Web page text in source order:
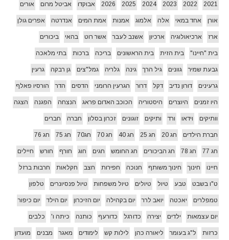
2021
2022
2023
2024
2025
2026 אבוקדו אביטל מרום אורים
אורן אחד במאי אלה אלמוג אמנות אמת המים אנדרטה אפרים גולן
ארז ארכיאולוגיה ארכיון אשנב לעבר אשר רוט בהאי ביכורים
בית "חיינו" בית הזית בית הראשונים בריכה ברכות בתי מלאכה
גבעת שמיר גוונים גיל הרך גינה גלריה גמל"צים גן רבקה גרעין
גרעינים דורון נדיב דקל דרור הגרעין הרומני הדסים הדר הורסיו פאלף
היו זמנים היוצרים היסטוריה הכוכב האדום פראג הנצחה הפגנה הצגה
וותיקים וידאו ורד ותיקים זוגונים זכרון בסלון חברה חברים
חברת הילדים חג 20 חג 25 חג 40 חג 70 חג70 חג 75 חג 76
חג 77 חג 78 חג הביכורים חג החומש חגים חוג חורף חורש חיילים
חיינו חינוך חינוך משותף חנוכה חפירות חצב חקלאות חרבות ברזל
ט"ו בשבט טבע טיול טיולים טיול משפחות טיול פנסיונרים טלפון
טמפלרים יאכטה יואב לרר יום בקהילה יום הזיכרון יום הילד יום כיפור
יום עצמאות ילדים יצירה כדורגל כדורעף כותנה כיתה ו' כלבים
כרזות ל"ג בעומר ליאורה כהן לילות קש לימודים מאגר מבנים מועדון